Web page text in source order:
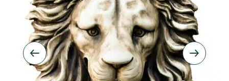
Byg selv
Tilbehør
Inspiration